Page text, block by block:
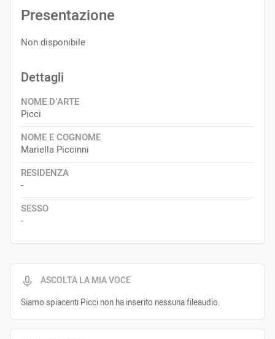
ASCOLTA LA MIA VOCE
Siamo spiacenti Picci non ha inserito nessuna fileaudio.
Presentazione
Non disponibile
Dettagli
NOME D’ARTE
Picci
NOME E COGNOME
Mariella Piccinni
RESIDENZA
-
SESSO
-